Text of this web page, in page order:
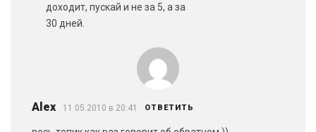
доходит, пускай и не за 5, а за
30 дней.
Alex 11.05.2010 в 20:41 ОТВЕТИТЬ